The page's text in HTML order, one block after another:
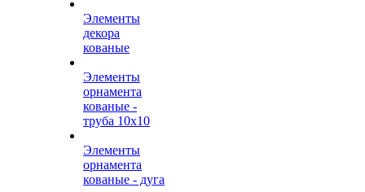
Элементы
декора
кованые
Элементы
орнамента
кованые -
труба 10х10
Элементы
орнамента
кованые - дуга